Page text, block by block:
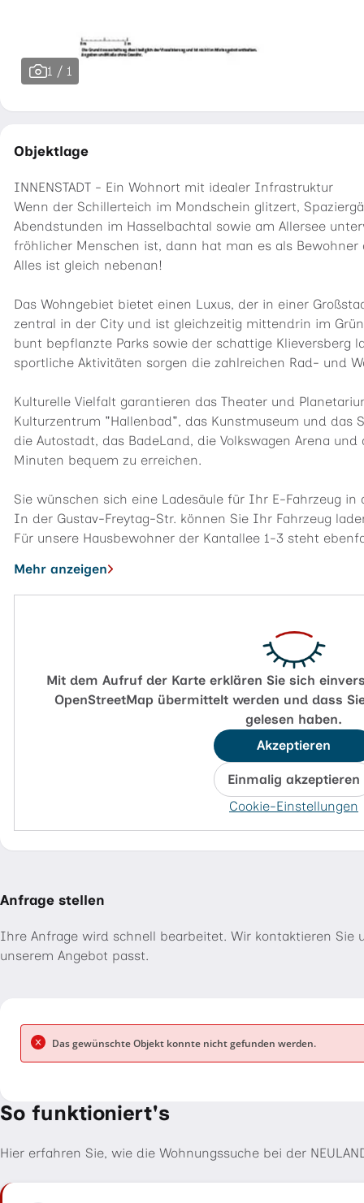
1 / 1
Objektlage
INNENSTADT - Ein Wohnort mit idealer Infrastruktur
Wenn der Schillerteich im Mondschein glitzert,
Abendstunden im Hasselbachtal sowie am Allersee
fröhlicher Menschen ist, dann hat man es als
Alles ist gleich nebenan!
Das Wohngebiet bietet einen Luxus, der in einer
zentral in der City und ist gleichzeitig mittendrin im
bunt bepflanzte Parks sowie der schattige Klieversberg
sportliche Aktivitäten sorgen die zahlreichen Rad- und
Kulturelle Vielfalt garantieren das Theater und
Kulturzentrum "Hallenbad", das Kunstmuseum und das
die Autostadt, das Bade­Land, die Volkswagen Arena
Minuten bequem zu erreichen.
Sie wünschen sich eine Ladesäule für Ihr E-Fahrzeug in
In der Gustav-Freytag-Str. können Sie Ihr Fahrzeug
Für unsere Hausbewohner der Kantallee 1-3 steht
Mehr anzeigen
Mit dem Aufruf der Karte erklären Sie sich
OpenStreetMap übermittelt werden und dass
gelesen haben.
Akzeptieren
Einmalig akzeptieren
Cookie-Einstellungen
Anfrage stellen
Ihre Anfrage wird schnell bearbeitet. Wir kontaktieren Sie
unserem Angebot passt.
So funktioniert's
Hier erfahren Sie, wie die Wohnungssuche bei der